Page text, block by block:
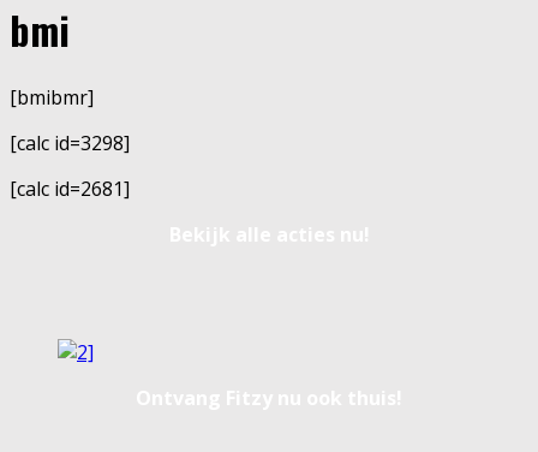
bmi
[bmibmr]
[calc id=3298]
[calc id=2681]